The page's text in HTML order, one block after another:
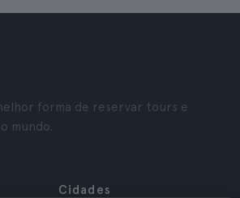
forma de reservar tours e
mundo.
Cidades